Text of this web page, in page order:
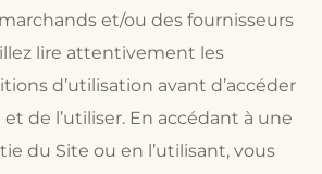
et/ou des fournisseurs
lire attentivement les
d’utilisation avant d’accéder
de l’utiliser. En accédant à une
du Site ou en l’utilisant, vous